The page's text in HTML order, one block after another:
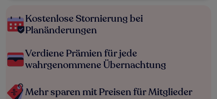
Kostenlose Stornierung bei
Planänderungen
Verdiene Prämien für jede
wahrgenommene Übernachtung
Mehr sparen mit Preisen für Mitglieder